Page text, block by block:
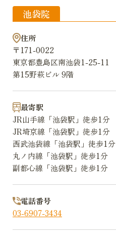
池袋院
住所
〒171-0022
東京都豊島区南池袋1-25-11
第15野萩ビル 9階
最寄駅
JR山手線「池袋駅」徒歩1分
JR埼京線「池袋駅」徒歩1分
西武池袋線「池袋駅」徒歩1分
丸ノ内線「池袋駅」徒歩1分
副都心線「池袋駅」徒歩1分
電話番号
03-6907-3434